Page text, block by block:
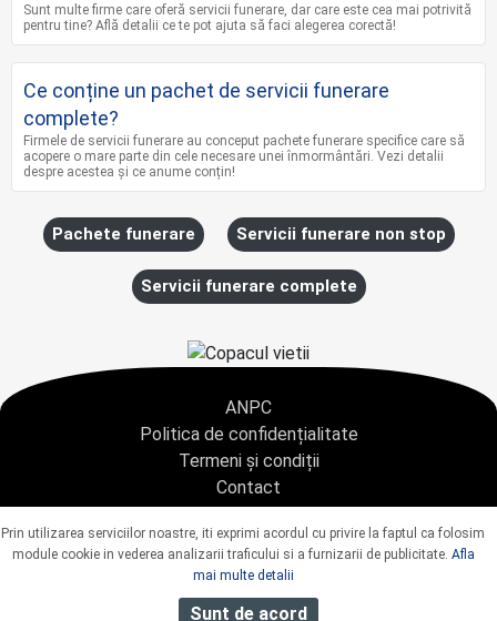
Sunt multe firme care oferă servicii funerare, dar care este cea mai potrivită
pentru tine? Află detalii ce te pot ajuta să faci alegerea corectă!
Ce conține un pachet de servicii funerare
complete?
Firmele de servicii funerare au conceput pachete funerare specifice care să
acopere o mare parte din cele necesare unei înmormântări. Vezi detalii
despre acestea și ce anume conțin!
Pachete funerare Servicii funerare non stop
Servicii funerare complete
ANPC
Politica de confidențialitate
Termeni și condiții
Contact
Copyright © 2021 - AGENTIA CONDOLEANTE.RO SRL - toate drepturile rezervate
J40/9967/2020 CUI: 42925428
Prin utilizarea serviciilor noastre, iti exprimi acordul cu privire la faptul ca folosim
module cookie in vederea analizarii traficului si a furnizarii de publicitate. Afla
mai multe detalii
Sunt de acord